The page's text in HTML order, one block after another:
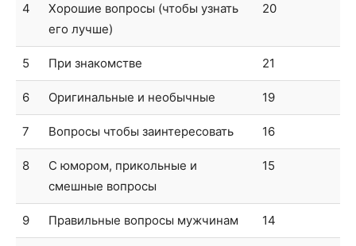
4
Хорошие вопросы (чтобы узнать
его лучше)
20
5 При знакомстве 21
6 Оригинальные и необычные 19
7 Вопросы чтобы заинтересовать 16
8
С юмором, прикольные и
смешные вопросы
15
9 Правильные вопросы мужчинам 14